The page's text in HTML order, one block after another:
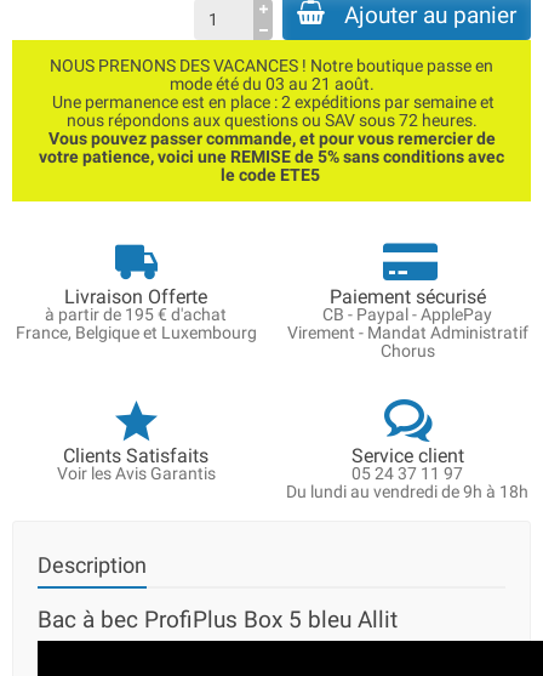
Ajouter au panier
NOUS PRENONS DES VACANCES ! Notre boutique passe en
mode été du 03 au 21 août.
Une permanence est en place : 2 expéditions par semaine et
nous répondons aux questions ou SAV sous 72 heures.
Vous pouvez passer commande, et pour vous remercier de
votre patience, voici une REMISE de 5% sans conditions avec
le code ETE5
Livraison Offerte
à partir de 195 € d'achat
France, Belgique et Luxembourg
Paiement sécurisé
CB - Paypal - ApplePay
Virement - Mandat Administratif
Chorus
Clients Satisfaits
Voir les Avis Garantis
Service client
05 24 37 11 97
Du lundi au vendredi de 9h à 18h
Description
Bac à bec ProfiPlus Box 5 bleu Allit